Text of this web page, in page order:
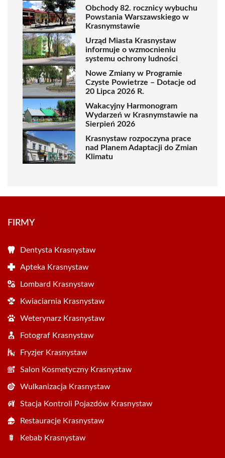
Obchody 82. rocznicy wybuchu
Powstania Warszawskiego w
Krasnymstawie
Urząd Miasta Krasnystaw
informuje o wzmocnieniu
systemu ochrony ludności
Nowe Zmiany w Programie
Czyste Powietrze – Dotacje od
20 Lipca 2026 R.
Wakacyjny Harmonogram
Wydarzeń w Krasnymstawie na
Sierpień 2026
Krasnystaw rozpoczyna prace
nad Planem Adaptacji do Zmian
Klimatu
FIRMY
Dentysta Krasnystaw
Apteka Krasnystaw
Lombard Krasnystaw
Kwiaciarnia Krasnystaw
Weterynarz Krasnystaw
Fotograf Krasnystaw
Fryzjer Krasnystaw
Salon Kosmetyczny Krasnystaw
Wulkanizacja Krasnystaw
Stacja Kontroli Pojazdów Krasnystaw
Restauracje Krasnystaw
Kebab Krasnystaw